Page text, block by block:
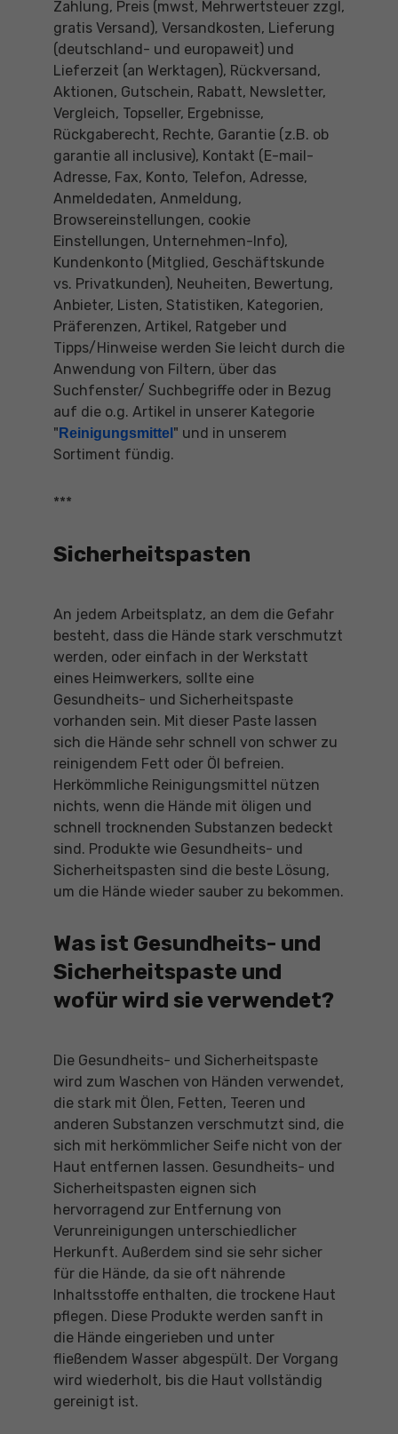
Zahlung, Preis (mwst, Mehrwertsteuer zzgl,
gratis Versand), Versandkosten, Lieferung
(deutschland- und europaweit) und
Lieferzeit (an Werktagen), Rückversand,
Aktionen, Gutschein, Rabatt, Newsletter,
Vergleich, Topseller, Ergebnisse,
Rückgaberecht, Rechte, Garantie (z.B. ob
garantie all inclusive), Kontakt (E-mail-
Adresse, Fax, Konto, Telefon, Adresse,
Anmeldedaten, Anmeldung,
Browsereinstellungen, cookie
Einstellungen, Unternehmen-Info),
Kundenkonto (Mitglied, Geschäftskunde
vs. Privatkunden), Neuheiten, Bewertung,
Anbieter, Listen, Statistiken, Kategorien,
Präferenzen, Artikel, Ratgeber und
Tipps/Hinweise werden Sie leicht durch die
Anwendung von Filtern, über das
Suchfenster/ Suchbegriffe oder in Bezug
auf die o.g. Artikel in unserer Kategorie
" Reinigungsmittel " und in unserem
Sortiment fündig.
***
Sicherheitspasten
An jedem Arbeitsplatz, an dem die Gefahr
besteht, dass die Hände stark verschmutzt
werden, oder einfach in der Werkstatt
eines Heimwerkers, sollte eine
Gesundheits- und Sicherheitspaste
vorhanden sein. Mit dieser Paste lassen
sich die Hände sehr schnell von schwer zu
reinigendem Fett oder Öl befreien.
Herkömmliche Reinigungsmittel nützen
nichts, wenn die Hände mit öligen und
schnell trocknenden Substanzen bedeckt
sind. Produkte wie Gesundheits- und
Sicherheitspasten sind die beste Lösung,
um die Hände wieder sauber zu bekommen.
Was ist Gesundheits- und
Sicherheitspaste und
wofür wird sie verwendet?
Die Gesundheits- und Sicherheitspaste
wird zum Waschen von Händen verwendet,
die stark mit Ölen, Fetten, Teeren und
anderen Substanzen verschmutzt sind, die
sich mit herkömmlicher Seife nicht von der
Haut entfernen lassen. Gesundheits- und
Sicherheitspasten eignen sich
hervorragend zur Entfernung von
Verunreinigungen unterschiedlicher
Herkunft. Außerdem sind sie sehr sicher
für die Hände, da sie oft nährende
Inhaltsstoffe enthalten, die trockene Haut
pflegen. Diese Produkte werden sanft in
die Hände eingerieben und unter
fließendem Wasser abgespült. Der Vorgang
wird wiederholt, bis die Haut vollständig
gereinigt ist.